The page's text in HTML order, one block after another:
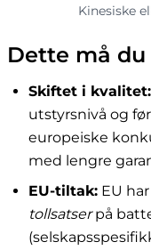
Kinesiske
Dette må du
Skiftet i kvalitet:
utstyrsnivå og
europeiske
med lengre
EU-tiltak: EU
tollsatserpå